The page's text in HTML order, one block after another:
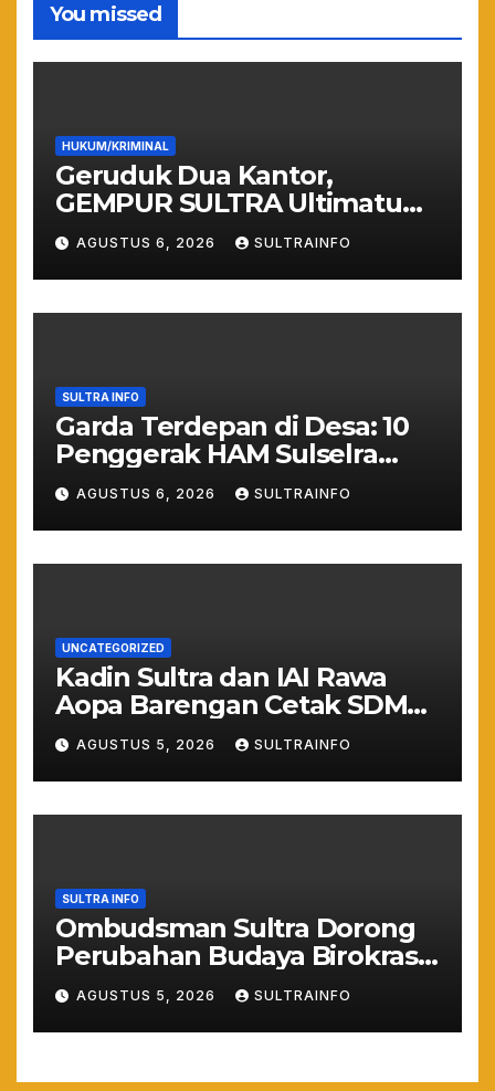
You missed
HUKUM/KRIMINAL
Geruduk Dua Kantor,
GEMPUR SULTRA Ultimatum
Keras: Lahan Puuwatu Siap
Diduduki Jika Tak Ada
Kepastian Hukum
AGUSTUS 6, 2026 SULTRAINFO
SULTRA INFO
Garda Terdepan di Desa: 10
Penggerak HAM Sulselra
Resmi Bertugas Mengawal
Asta Cita Prabowo
AGUSTUS 6, 2026 SULTRAINFO
UNCATEGORIZED
Kadin Sultra dan IAI Rawa
Aopa Barengan Cetak SDM
Siap Kerja dan Wirausaha
Muda
AGUSTUS 5, 2026 SULTRAINFO
SULTRA INFO
Ombudsman Sultra Dorong
Perubahan Budaya Birokrasi
Lewat Penilaian
Maladministrasi 2026
AGUSTUS 5, 2026 SULTRAINFO